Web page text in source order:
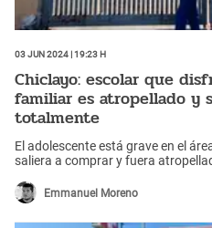
03 Jun 2024 | 19:23 h
Chiclayo: escolar que
familiar es atropellado y
totalmente
El adolescente está grave en el
saliera a comprar y fuera
Emmanuel Moreno